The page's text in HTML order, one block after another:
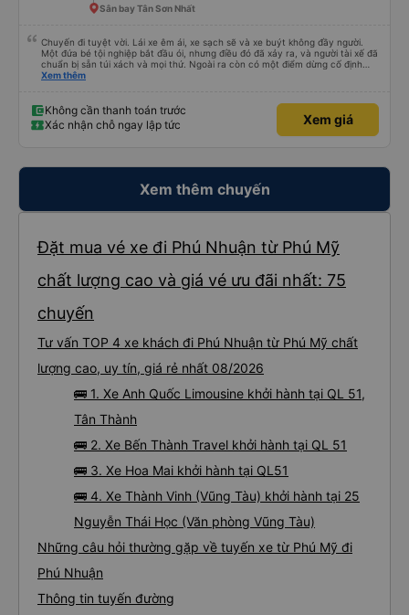
Sân bay Tân Sơn Nhất
Chuyến đi tuyệt vời. Lái xe êm ái, xe sạch sẽ và xe buýt không đầy người.
Một đứa bé tội nghiệp bắt đầu ói, nhưng điều đó đã xảy ra, và người tài xế đã
chuẩn bị sẵn túi xách và mọi thứ. Ngoài ra còn có một điểm dừng cố định
trên đường đến vubg tau
Xem thêm
Không cần thanh toán trước
Xác nhận chỗ ngay lập tức
Xem giá
Xem thêm chuyến
Đặt mua vé xe đi Phú Nhuận từ Phú Mỹ
chất lượng cao và giá vé ưu đãi nhất: 75
chuyến
Tư vấn TOP 4 xe khách đi Phú Nhuận từ Phú Mỹ chất
lượng cao, uy tín, giá rẻ nhất 08/2026
🚌 1. Xe Anh Quốc Limousine khởi hành tại QL 51,
Tân Thành
🚌 2. Xe Bến Thành Travel khởi hành tại QL 51
🚌 3. Xe Hoa Mai khởi hành tại QL51
🚌 4. Xe Thành Vinh (Vũng Tàu) khởi hành tại 25
Nguyễn Thái Học (Văn phòng Vũng Tàu)
Những câu hỏi thường gặp về tuyến xe từ Phú Mỹ đi
Phú Nhuận
Thông tin tuyến đường